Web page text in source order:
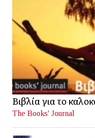
Βιβλία για το
The Books' Journal